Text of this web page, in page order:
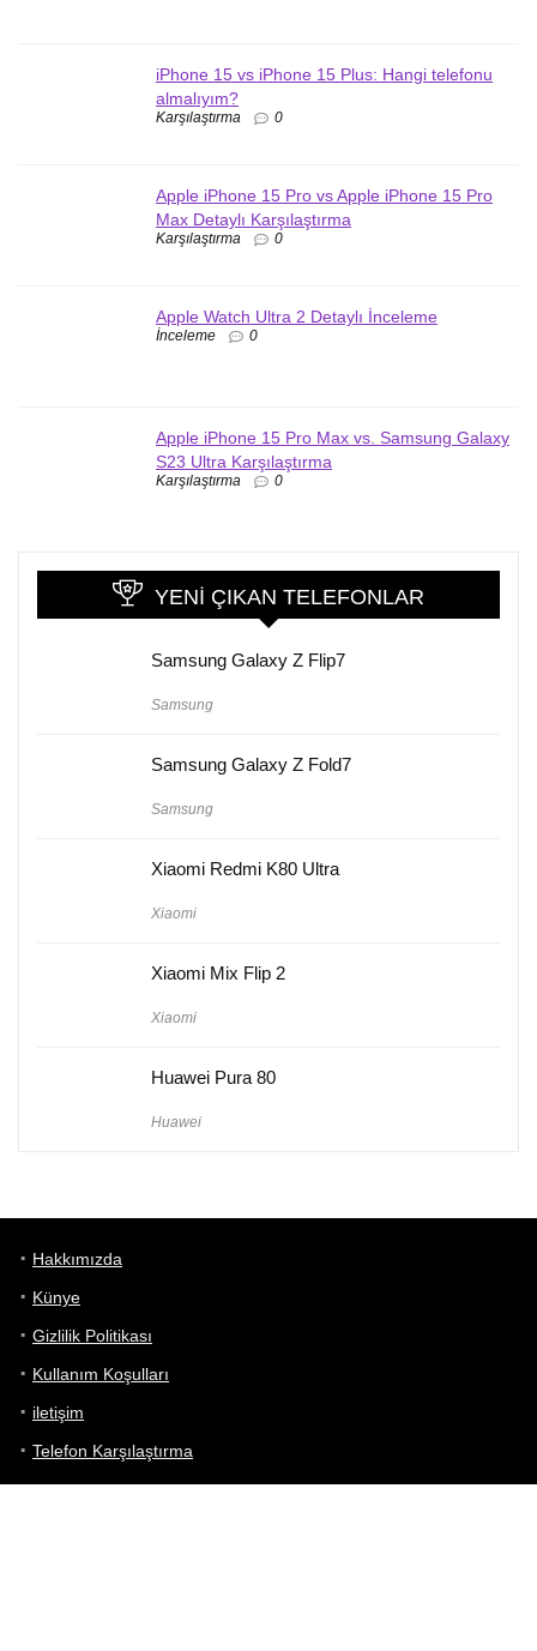
iPhone 15 vs iPhone 15 Plus: Hangi telefonu
almalıyım?
Karşılaştırma 0
Apple iPhone 15 Pro vs Apple iPhone 15 Pro
Max Detaylı Karşılaştırma
Karşılaştırma 0
Apple Watch Ultra 2 Detaylı İnceleme
İnceleme 0
Apple iPhone 15 Pro Max vs. Samsung Galaxy
S23 Ultra Karşılaştırma
Karşılaştırma 0
YENI ÇIKAN TELEFONLAR
Samsung Galaxy Z Flip7
Samsung
Samsung Galaxy Z Fold7
Samsung
Xiaomi Redmi K80 Ultra
Xiaomi
Xiaomi Mix Flip 2
Xiaomi
Huawei Pura 80
Huawei
Hakkımızda
Künye
Gizlilik Politikası
Kullanım Koşulları
iletişim
Telefon Karşılaştırma